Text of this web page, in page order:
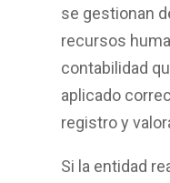
se gestionan
recursos
contabilidad
aplicado
registro y
Si la entidad